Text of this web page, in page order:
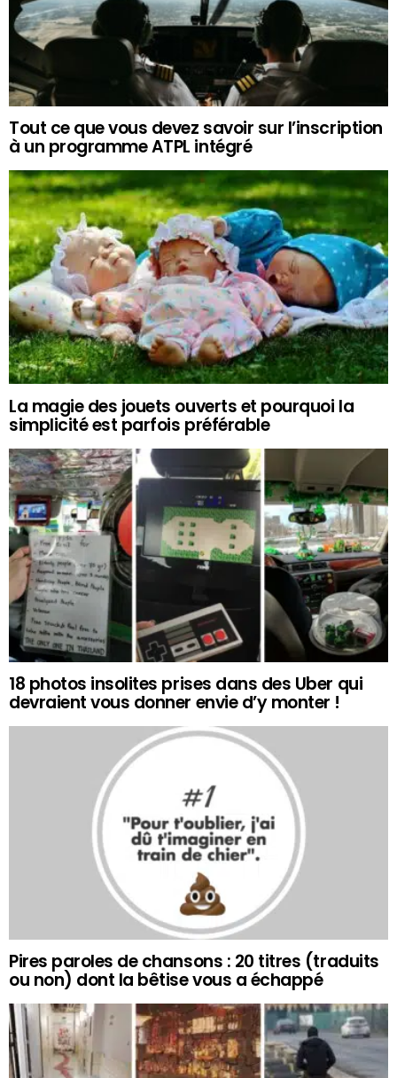
Tout ce que vous devez savoir sur l’inscription
à un programme ATPL intégré
La magie des jouets ouverts et pourquoi la
simplicité est parfois préférable
18 photos insolites prises dans des Uber qui
devraient vous donner envie d’y monter !
Pires paroles de chansons : 20 titres (traduits
ou non) dont la bêtise vous a échappé